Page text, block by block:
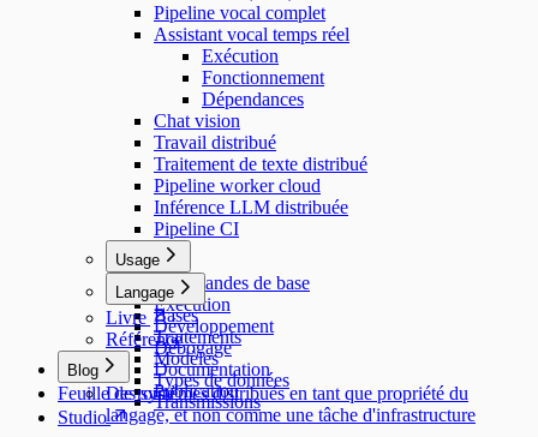
Pipeline vocal complet
Assistant vocal temps réel
Exécution
Fonctionnement
Dépendances
Chat vision
Travail distribué
Traitement de texte distribué
Pipeline worker cloud
Inférence LLM distribuée
Pipeline CI
Usage
Commandes de base
Exécution
Développement
Débogage
Documentation
Publication
Langage
Bases
Traitements
Modèles
Types de données
Transmissions
Livre
Référence
Blog
Des systèmes distribués en tant que propriété du
langage, et non comme une tâche d'infrastructure
Feuille de route
Studio